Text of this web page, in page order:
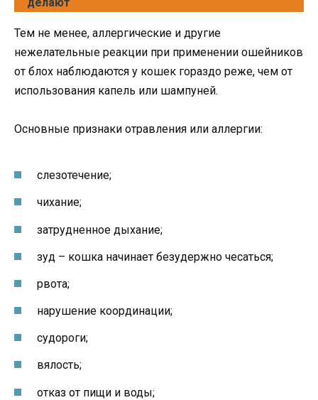
Тем не менее, аллергические и другие
нежелательные реакции при применении ошейников
от блох наблюдаются у кошек гораздо реже, чем от
использования капель или шампуней.
Основные признаки отравления или аллергии:
слезотечение;
чихание;
затрудненное дыхание;
зуд – кошка начинает безудержно чесаться;
рвота;
нарушение координации;
судороги;
вялость;
отказ от пищи и воды;